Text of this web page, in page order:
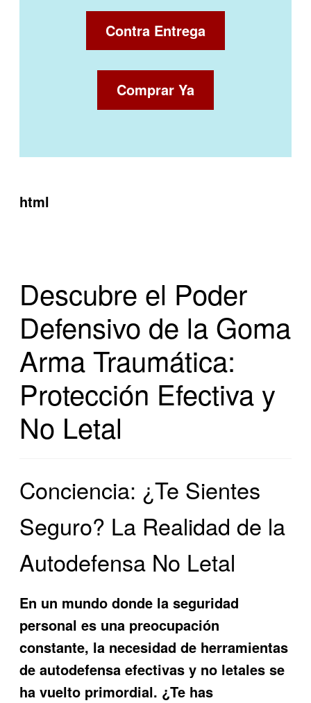
Contra Entrega
Comprar Ya
html
Descubre el Poder
Defensivo de la Goma
Arma Traumática:
Protección Efectiva y
No Letal
Conciencia: ¿Te Sientes
Seguro? La Realidad de la
Autodefensa No Letal
En un mundo donde la seguridad
personal es una preocupación
constante, la necesidad de herramientas
de autodefensa efectivas y no letales se
ha vuelto primordial. ¿Te has